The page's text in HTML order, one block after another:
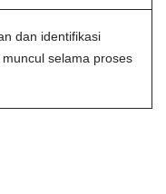
dan identifikasi
selama proses